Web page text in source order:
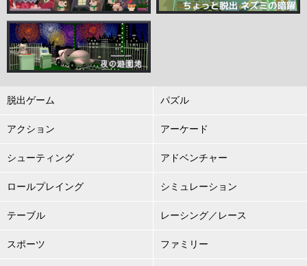
脱出ゲーム パズル
アクション アーケード
シューティング アドベンチャー
ロールプレイング シミュレーション
テーブル レーシング／レース
スポーツ ファミリー